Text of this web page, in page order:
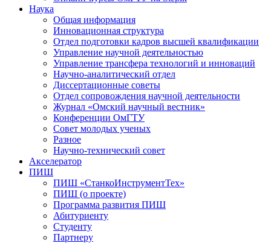
Наука
Общая информация
Инновационная структура
Отдел подготовки кадров высшей квалификации
Управление научной деятельностью
Управление трансфера технологий и инноваций
Научно-аналитический отдел
Диссертационные советы
Отдел сопровождения научной деятельности
Журнал «Омский научный вестник»
Конференции ОмГТУ
Совет молодых ученых
Разное
Научно-технический совет
Акселератор
ПИШ
ПИШ «СтанкоИнструментТех»
ПИШ (о проекте)
Программа развития ПИШ
Абитуриенту
Студенту
Партнеру